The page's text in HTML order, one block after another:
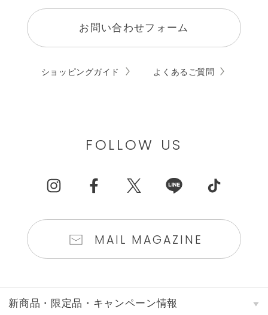
お問い合わせフォーム
ショッピングガイド よくあるご質問
FOLLOW US
MAIL MAGAZINE
新商品・限定品・キャンペーン情報